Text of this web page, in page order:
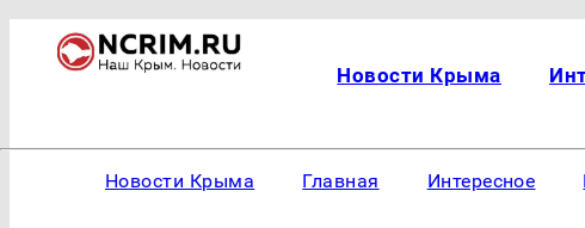
Новости Крыма
Новости Крыма Главная Интересное